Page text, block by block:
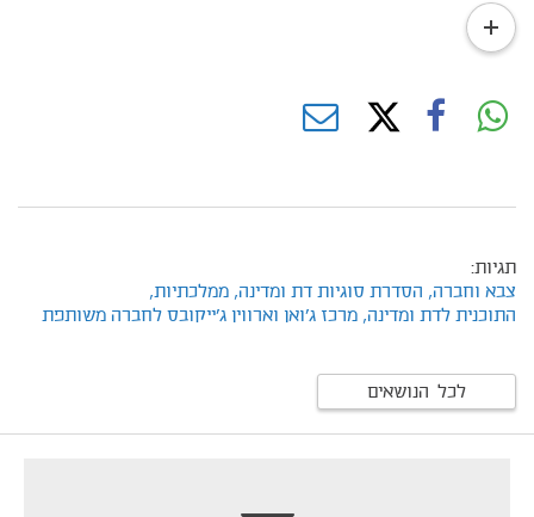
שהממלכתיות מאוימת על ידי מה שהם מתארים כתהליך
"הדתה" של הצבא. כיצד ניתן להבין ביטוי זה, והאן צה"ל
אכן עובר תהליך מדאיג של הדתה ואשר על כן מתחייב
read
more
תגיות:
צבא וחברה, הסדרת סוגיות דת ומדינה, ממלכתיות,
התוכנית לדת ומדינה, מרכז ג'ואן וארווין ג'ייקובס לחברה משותפת
לכל הנושאים